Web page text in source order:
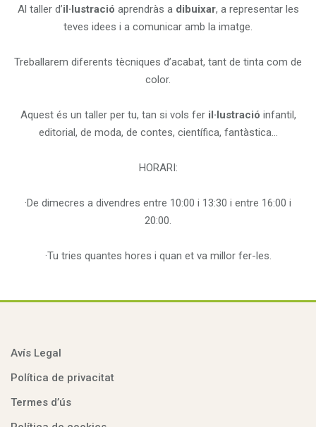
Al taller d’il·lustració aprendràs a dibuixar, a representar les
teves idees i a comunicar amb la imatge.
Treballarem diferents tècniques d’acabat, tant de tinta com de
color.
Aquest és un taller per tu, tan si vols fer il·lustració infantil,
editorial, de moda, de contes, científica, fantàstica…
HORARI:
·De dimecres a divendres entre 10:00 i 13:30 i entre 16:00 i
20:00.
·Tu tries quantes hores i quan et va millor fer-les.
Avís Legal
Política de privacitat
Termes d’ús